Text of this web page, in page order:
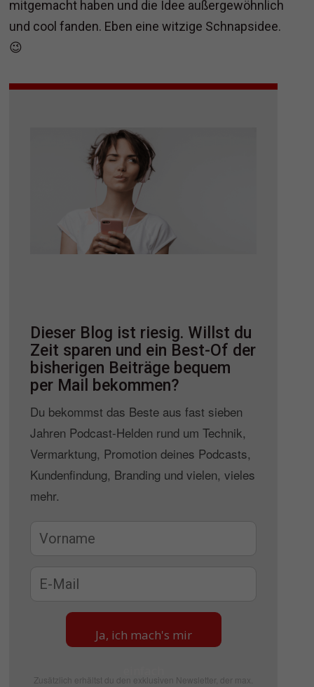
mitgemacht haben und die Idee außergewöhnlich
und cool fanden. Eben eine witzige Schnapsidee.
😉
Dieser Blog ist riesig. Willst du
Zeit sparen und ein Best-Of der
bisherigen Beiträge bequem
per Mail bekommen?
Du bekommst das Beste aus fast sieben
Jahren Podcast-Helden rund um Technik,
Vermarktung, Promotion deines Podcasts,
Kundenfindung, Branding und vielen, vieles
mehr.
Ja, ich mach's mir
Zusätzlich erhältst du den exklusiven Newsletter, der max.